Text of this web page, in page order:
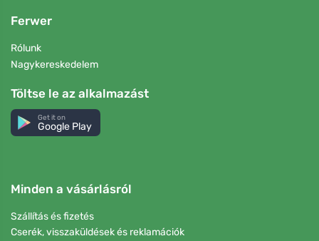
Ferwer
Rólunk
Nagykereskedelem
Töltse le az alkalmazást
Get it on
Google Play
Minden a vásárlásról
Szállítás és fizetés
Cserék, visszaküldések és reklamációk